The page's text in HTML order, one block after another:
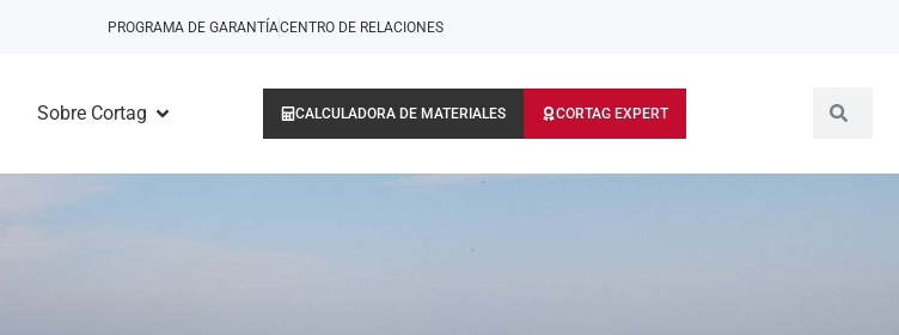
PROGRAMA DE GARANTÍACENTRO DE RELACIONES
Sobre Cortag CALCULADORA DE MATERIALES CORTAG EXPERT